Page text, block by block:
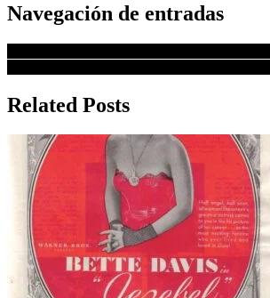
Navegación de entradas
Related Posts